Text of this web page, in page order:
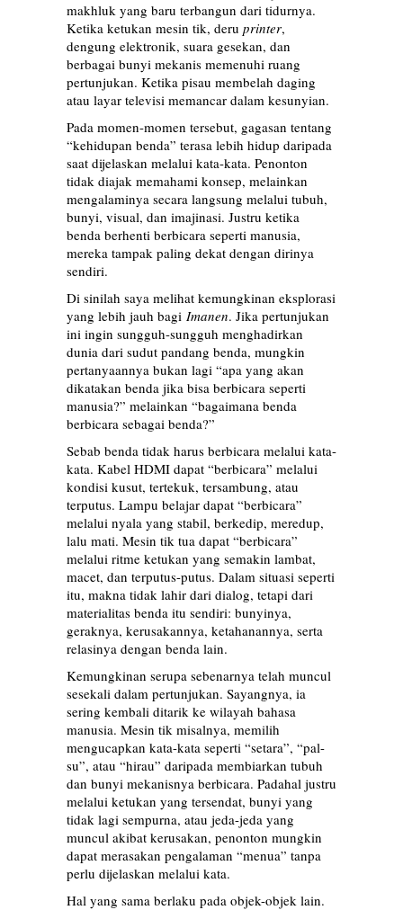
makhluk yang baru terbangun dari tidurnya.
Ketika ketukan mesin tik, deru printer,
dengung elektronik, suara gesekan, dan
berbagai bunyi mekanis memenuhi ruang
pertunjukan. Ketika pisau membelah daging
atau layar televisi memancar dalam kesunyian.
Pada momen-momen tersebut, gagasan tentang
“kehidupan benda” terasa lebih hidup daripada
saat dijelaskan melalui kata-kata. Penonton
tidak diajak memahami konsep, melainkan
mengalaminya secara langsung melalui tubuh,
bunyi, visual, dan imajinasi. Justru ketika
benda berhenti berbicara seperti manusia,
mereka tampak paling dekat dengan dirinya
sendiri.
Di sinilah saya melihat kemungkinan eksplorasi
yang lebih jauh bagi Imanen. Jika pertunjukan
ini ingin sungguh-sungguh menghadirkan
dunia dari sudut pandang benda, mungkin
pertanyaannya bukan lagi “apa yang akan
dikatakan benda jika bisa berbicara seperti
manusia?” melainkan “bagaimana benda
berbicara sebagai benda?”
Sebab benda tidak harus berbicara melalui kata-
kata. Kabel HDMI dapat “berbicara” melalui
kondisi kusut, tertekuk, tersambung, atau
terputus. Lampu belajar dapat “berbicara”
melalui nyala yang stabil, berkedip, meredup,
lalu mati. Mesin tik tua dapat “berbicara”
melalui ritme ketukan yang semakin lambat,
macet, dan terputus-putus. Dalam situasi seperti
itu, makna tidak lahir dari dialog, tetapi dari
materialitas benda itu sendiri: bunyinya,
geraknya, kerusakannya, ketahanannya, serta
relasinya dengan benda lain.
Kemungkinan serupa sebenarnya telah muncul
sesekali dalam pertunjukan. Sayangnya, ia
sering kembali ditarik ke wilayah bahasa
manusia. Mesin tik misalnya, memilih
mengucapkan kata-kata seperti “setara”, “pal-
su”, atau “hirau” daripada membiarkan tubuh
dan bunyi mekanisnya berbicara. Padahal justru
melalui ketukan yang tersendat, bunyi yang
tidak lagi sempurna, atau jeda-jeda yang
muncul akibat kerusakan, penonton mungkin
dapat merasakan pengalaman “menua” tanpa
perlu dijelaskan melalui kata.
Hal yang sama berlaku pada objek-objek lain.